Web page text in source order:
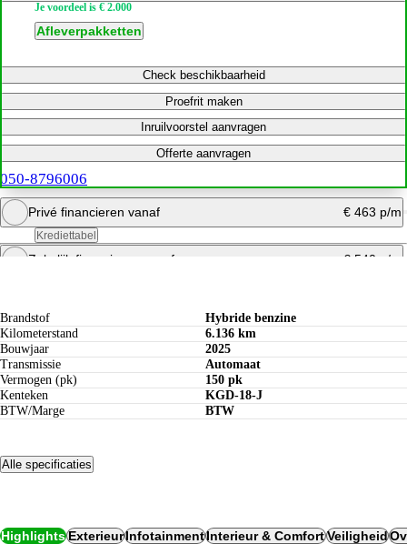
Je voordeel is € 2.000
Afleverpakketten
Check beschikbaarheid
Proefrit maken
Inruilvoorstel aanvragen
Offerte aanvragen
050-8796006
Privé financieren vanaf € 463 p/m
Krediettabel
Zakelijk financieren vanaf € 540 p/m
Brandstof
Hybride benzine
Kilometerstand
6.136 km
Bouwjaar
2025
Transmissie
Automaat
Vermogen (pk)
150 pk
Kenteken
KGD-18-J
BTW/Marge
BTW
Alle specificaties
HighlightsExterieurInfotainmentInterieur & ComfortVeiligheid